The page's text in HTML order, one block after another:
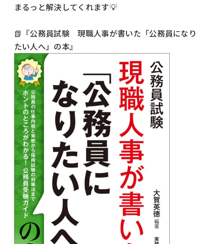
まるっと解決してくれます💡
📗『公務員試験 現職人事が書いた「公務員になり
たい人へ」の本』